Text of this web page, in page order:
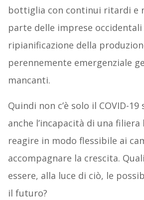
bottiglia con continui ritardi e
parte delle imprese
ripianificazione della
perennemente emergenziale
mancanti.
Quindi non c’è solo il COVID-
anche l’incapacità di una
reagire in modo flessibile ai
accompagnare la crescita.
essere, alla luce di ciò, le
il futuro?